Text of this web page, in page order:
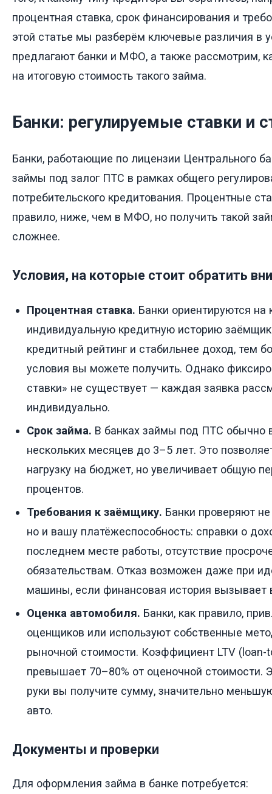
процентная ставка, срок финансирования и
этой статье мы разберём ключевые различия в
предлагают банки и МФО, а также рассмотрим,
на итоговую стоимость такого займа.
Банки: регулируемые ставки и
Банки, работающие по лицензии Центрального
займы под залог ПТС в рамках общего
потребительского кредитования. Процентные
правило, ниже, чем в МФО, но получить такой
сложнее.
Условия, на которые стоит обратить
Процентная ставка. Банки ориентируются
индивидуальную кредитную историю
кредитный рейтинг и стабильнее доход, тем
условия вы можете получить. Однако
ставки» не существует — каждая заявка
индивидуально.
Срок займа. В банках займы под ПТС обычно
нескольких месяцев до 3–5 лет. Это
нагрузку на бюджет, но увеличивает общую
процентов.
Требования к заёмщику. Банки проверяют
но и вашу платёжеспособность: справки о
последнем месте работы, отсутствие
обязательствам. Отказ возможен даже при
машины, если финансовая история вызывает
Оценка автомобиля. Банки, как правило,
оценщиков или используют собственные
рыночной стоимости. Коэффициент LTV (loan-
превышает 70–80% от оценочной стоимости.
руки вы получите сумму, значительно
авто.
Документы и проверки
Для оформления займа в банке потребуется: